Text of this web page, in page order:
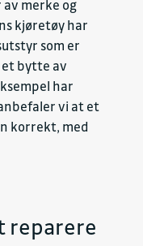
merke og
kjøretøy har
som er
bytte av
har
vi at et
korrekt, med
reparere